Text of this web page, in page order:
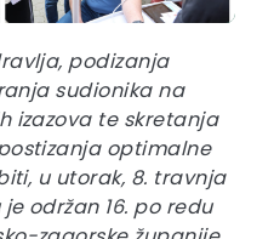
podizanja
sudionika na
izazova te skretanja
optimalne
u utorak, 8. travnja
održan 16. po redu